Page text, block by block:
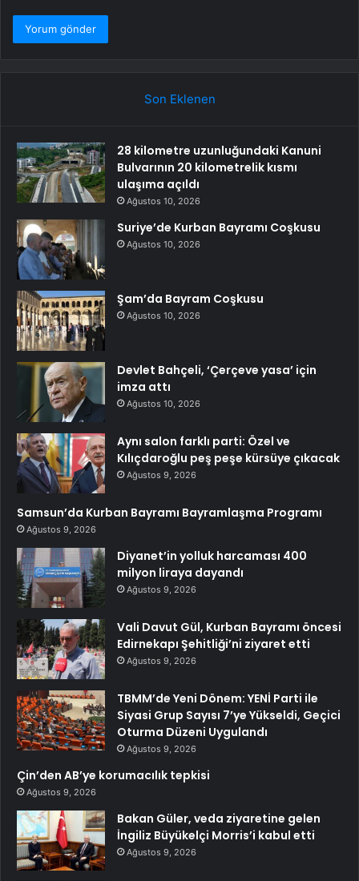
Son Eklenen
28 kilometre uzunluğundaki Kanuni
Bulvarının 20 kilometrelik kısmı
ulaşıma açıldı
Ağustos 10, 2026
Suriye’de Kurban Bayramı Coşkusu
Ağustos 10, 2026
Şam’da Bayram Coşkusu
Ağustos 10, 2026
Devlet Bahçeli, ‘Çerçeve yasa’ için
imza attı
Ağustos 10, 2026
Aynı salon farklı parti: Özel ve
Kılıçdaroğlu peş peşe kürsüye çıkacak
Ağustos 9, 2026
Samsun’da Kurban Bayramı Bayramlaşma Programı
Ağustos 9, 2026
Diyanet’in yolluk harcaması 400
milyon liraya dayandı
Ağustos 9, 2026
Vali Davut Gül, Kurban Bayramı öncesi
Edirnekapı Şehitliği’ni ziyaret etti
Ağustos 9, 2026
TBMM’de Yeni Dönem: YENİ Parti ile
Siyasi Grup Sayısı 7’ye Yükseldi, Geçici
Oturma Düzeni Uygulandı
Ağustos 9, 2026
Çin’den AB’ye korumacılık tepkisi
Ağustos 9, 2026
Bakan Güler, veda ziyaretine gelen
İngiliz Büyükelçi Morris’i kabul etti
Ağustos 9, 2026